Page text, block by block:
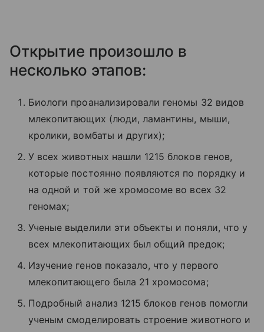
Открытие произошло в
несколько этапов:
Биологи проанализировали геномы 32 видов
млекопитающих (люди, ламантины, мыши,
кролики, вомбаты и других);
У всех животных нашли 1215 блоков генов,
которые постоянно появляются по порядку и
на одной и той же хромосоме во всех 32
геномах;
Ученые выделили эти объекты и поняли, что у
всех млекопитающих был общий предок;
Изучение генов показало, что у первого
млекопитающего была 21 хромосома;
Подробный анализ 1215 блоков генов помогли
ученым смоделировать строение животного и